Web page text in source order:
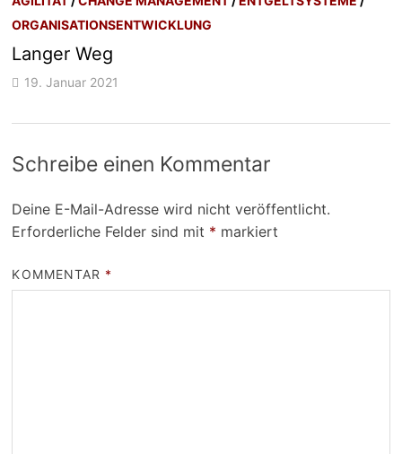
ORGANISATIONSENTWICKLUNG
Langer Weg
19. Januar 2021
Schreibe einen Kommentar
Deine E-Mail-Adresse wird nicht veröffentlicht.
Erforderliche Felder sind mit * markiert
KOMMENTAR *